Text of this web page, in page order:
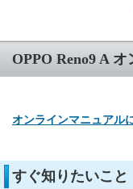
OPPO Reno9 A
オンラインマニュアル
すぐ知りたいこと